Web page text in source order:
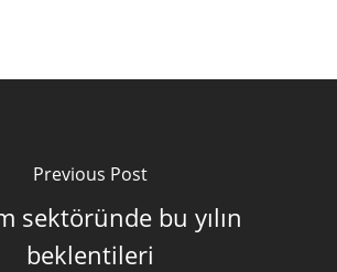
Previous Post
sektöründe bu yılın
beklentileri